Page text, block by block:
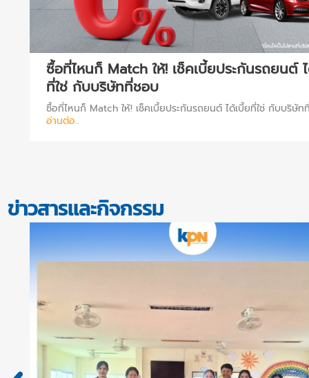
ซื้อที่ไหนก็ Match ให้! เช็คเบี้ยประกันรถยนต์
ที่ใช่ กับบริษัทที่ชอบ
ซื้อที่ไหนก็ Match ให้! เช็คเบี้ยประกันรถยนต์ ได้เบี้ยที่ใช่ กับบริษัท
อ่านต่อ..
ข่าวสารและกิจกรรม